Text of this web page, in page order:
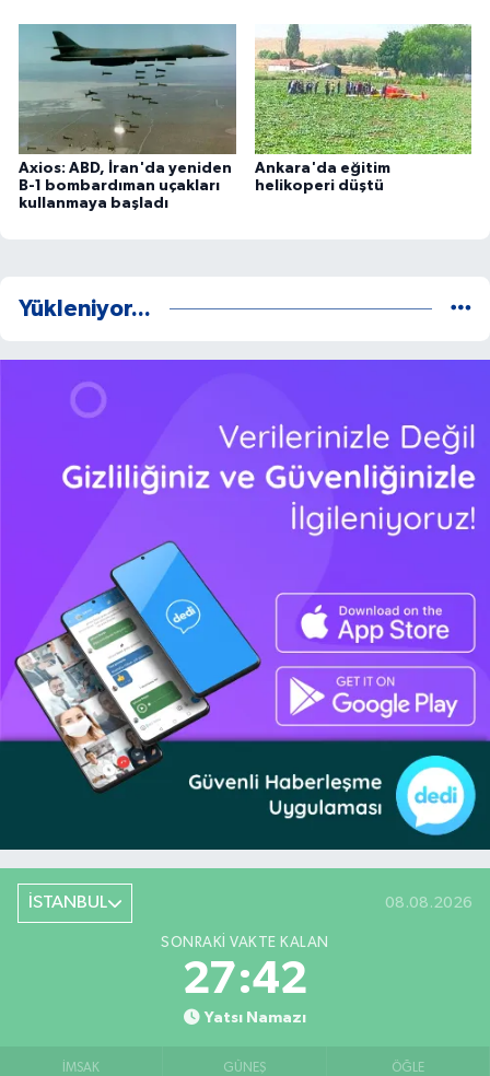
Axios: ABD, İran'da yeniden
B-1 bombardıman uçakları
kullanmaya başladı
Ankara'da eğitim
helikoperi düştü
Yükleniyor...
İSTANBUL 08.08.2026
SONRAKI VAKTE KALAN
27:41
Yatsı Namazı
İMSAK GÜNEŞ ÖĞLE